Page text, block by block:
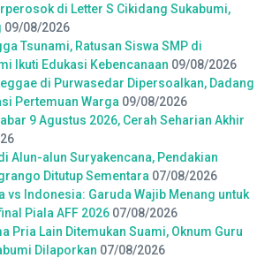
di Letter S Cikidang Sukabumi,
09/08/2026
Tsunami, Ratusan Siswa SMP di
Ikuti Edukasi Kebencanaan 09/08/2026
di Purwasedar Dipersoalkan, Dadang
Pertemuan Warga 09/08/2026
9 Agustus 2026, Cerah Seharian Akhir
Alun-alun Suryakencana, Pendakian
Ditutup Sementara 07/08/2026
vs Indonesia: Garuda Wajib Menang untuk
Piala AFF 2026 07/08/2026
Pria Lain Ditemukan Suami, Oknum Guru
Dilaporkan 07/08/2026